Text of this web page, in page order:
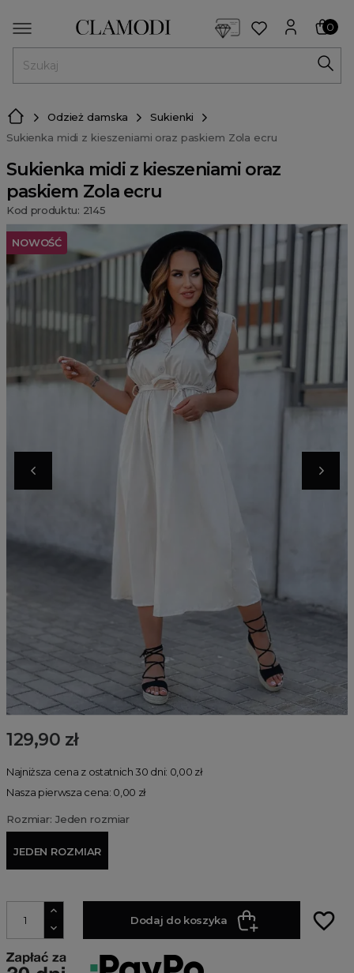
0
Odzież damska
Sukienki
Sukienka midi z kieszeniami oraz paskiem Zola ecru
Sukienka midi z kieszeniami oraz
paskiem Zola ecru
Kod produktu: 2145
NOWOŚĆ
129,90 zł
Najniższa cena z ostatnich 30 dni: 0,00 zł
Nasza pierwsza cena: 0,00 zł
Rozmiar: Jeden rozmiar
JEDEN ROZMIAR
Dodaj do koszyka favorite_border